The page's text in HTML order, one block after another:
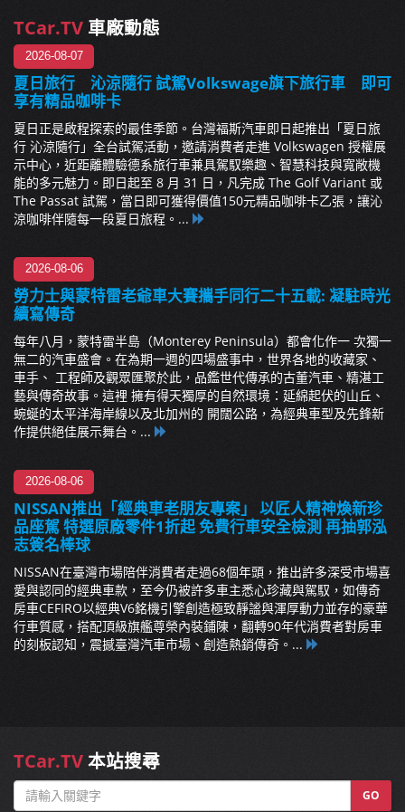
TCar.TV 車廠動態
2026-08-07
夏日旅行 沁涼隨行 試駕Volkswage旗下旅行車 即可
享有精品咖啡卡
夏日正是啟程探索的最佳季節。台灣福斯汽車即日起推出「夏日旅
行 沁涼隨行」全台試駕活動，邀請消費者走進 Volkswagen 授權展
示中心，近距離體驗德系旅行車兼具駕馭樂趣、智慧科技與寬敞機
能的多元魅力。即日起至 8 月 31 日，凡完成 The Golf Variant 或
The Passat 試駕，當日即可獲得價值150元精品咖啡卡乙張，讓沁
涼咖啡伴隨每一段夏日旅程。...
2026-08-06
勞力士與蒙特雷老爺車大賽攜手同行二十五載: 凝駐時光
續寫傳奇
每年八月，蒙特雷半島（Monterey Peninsula）都會化作一 次獨一
無二的汽車盛會。在為期一週的四場盛事中，世界各地的收藏家、
車手、 工程師及觀眾匯聚於此，品鑑世代傳承的古董汽車、精湛工
藝與傳奇故事。這裡 擁有得天獨厚的自然環境：延綿起伏的山丘、
蜿蜒的太平洋海岸線以及北加州的 開闊公路，為經典車型及先鋒新
作提供絕佳展示舞台。...
2026-08-06
NISSAN推出「經典車老朋友專案」 以匠人精神煥新珍
品座駕 特選原廠零件1折起 免費行車安全檢測 再抽郭泓
志簽名棒球
NISSAN在臺灣市場陪伴消費者走過68個年頭，推出許多深受市場喜
愛與認同的經典車款，至今仍被許多車主悉心珍藏與駕馭，如傳奇
房車CEFIRO以經典V6銘機引擎創造極致靜謐與渾厚動力並存的豪華
行車質感，搭配頂級旗艦尊榮內裝鋪陳，翻轉90年代消費者對房車
的刻板認知，震撼臺灣汽車市場、創造熱銷傳奇。...
TCar.TV本站搜尋
GO